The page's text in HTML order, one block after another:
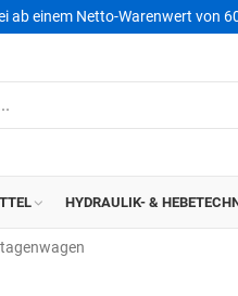
ab einem Netto-Warenwert von
HYDRAULIK- &